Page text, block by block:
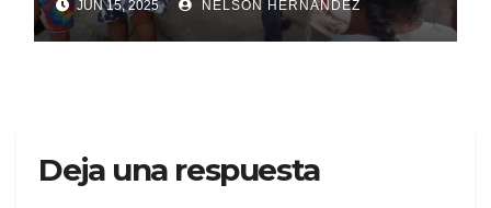
JUN 15, 2025 NELSON HERNANDEZ
Deja una respuesta